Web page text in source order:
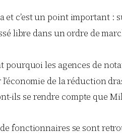
et c’est un point important :
libre dans un ordre de
pourquoi les agences de
de la réduction
ils se rendre compte que
fonctionnaires se sont